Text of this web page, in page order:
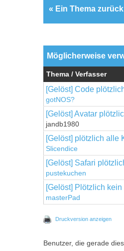
« Ein Thema zurück
Möglicherweise
Thema / Verfasser
[Gelöst] Code
gotNOS?
[Gelöst] Avatar
jandb1980
[Gelöst] plötzlich alle
Slicendice
[Gelöst] Safari
pustekuchen
[Gelöst] Plötzlich
masterPad
Druckversion anzeigen
Benutzer, die gerade